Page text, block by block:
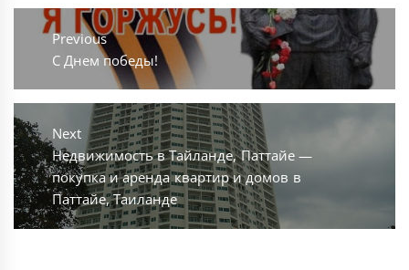
Навигация
по
записям
Previous
Previous
С Днем победы!
Next
Next
post:
Недвижимость в Тайланде, Паттайе —
покупка и аренда квартир и домов в
Паттайе, Таиланде